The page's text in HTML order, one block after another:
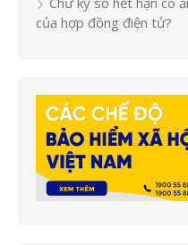
của hợp đồng điện tử?